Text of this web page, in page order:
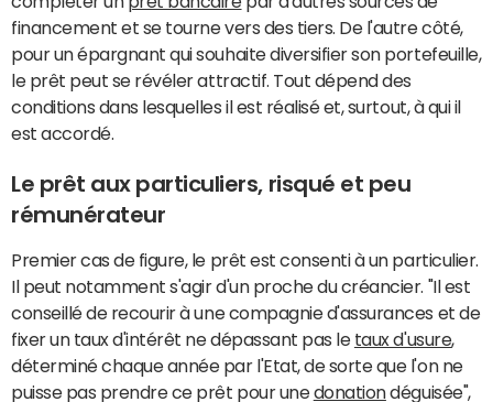
financement et se tourne vers des tiers. De l'autre côté,
pour un épargnant qui souhaite diversifier son portefeuille,
le prêt peut se révéler attractif. Tout dépend des
conditions dans lesquelles il est réalisé et, surtout, à qui il
est accordé.
Le prêt aux particuliers, risqué et peu
rémunérateur
Premier cas de figure, le prêt est consenti à un particulier.
Il peut notamment s'agir d'un proche du créancier. "Il est
conseillé de recourir à une compagnie d'assurances et de
fixer un taux d'intérêt ne dépassant pas le taux d'usure,
déterminé chaque année par l'Etat, de sorte que l'on ne
puisse pas prendre ce prêt pour unedonationdéguisée",